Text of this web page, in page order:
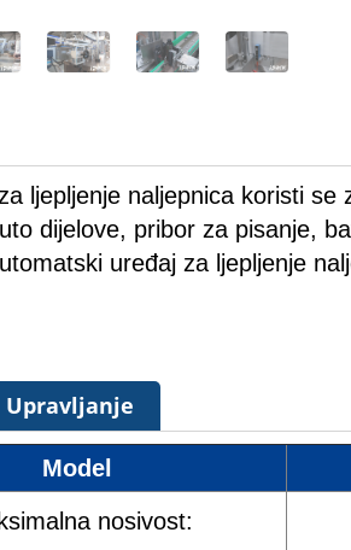
ljepljenje naljepnica koristi
dijelove, pribor za pisanje,
uređaj za ljepljenje
Upravljanje
Model
nosivost: